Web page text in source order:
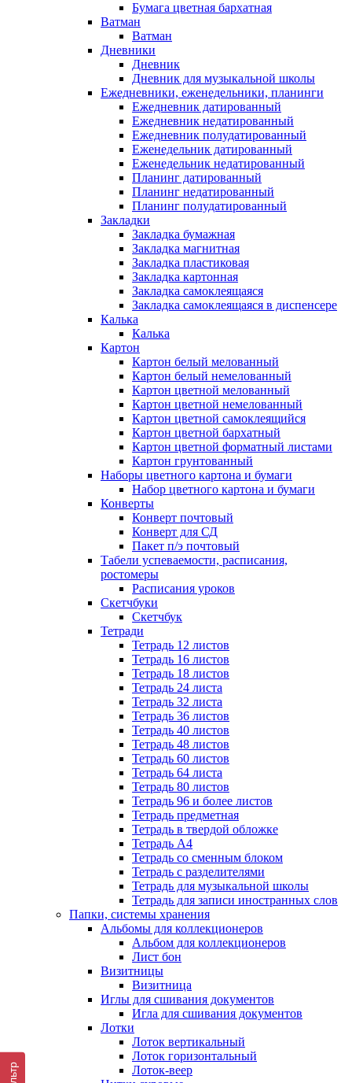
Бумага цветная бархатная
Ватман
Ватман
Дневники
Дневник
Дневник для музыкальной школы
Ежедневники, еженедельники, планинги
Ежедневник датированный
Ежедневник недатированный
Ежедневник полудатированный
Еженедельник датированный
Еженедельник недатированный
Планинг датированный
Планинг недатированный
Планинг полудатированный
Закладки
Закладка бумажная
Закладка магнитная
Закладка пластиковая
Закладка картонная
Закладка самоклеящаяся
Закладка самоклеящаяся в диспенсере
Калька
Калька
Картон
Картон белый мелованный
Картон белый немелованный
Картон цветной мелованный
Картон цветной немелованный
Картон цветной самоклеящийся
Картон цветной бархатный
Картон цветной форматный листами
Картон грунтованный
Наборы цветного картона и бумаги
Набор цветного картона и бумаги
Конверты
Конверт почтовый
Конверт для СД
Пакет п/э почтовый
Табели успеваемости, расписания,
ростомеры
Расписания уроков
Скетчбуки
Скетчбук
Тетради
Тетрадь 12 листов
Тетрадь 16 листов
Тетрадь 18 листов
Тетрадь 24 листа
Тетрадь 32 листа
Тетрадь 36 листов
Тетрадь 40 листов
Тетрадь 48 листов
Тетрадь 60 листов
Тетрадь 64 листа
Тетрадь 80 листов
Тетрадь 96 и более листов
Тетрадь предметная
Тетрадь в твердой обложке
Тетрадь А4
Тетрадь со сменным блоком
Тетрадь с разделителями
Тетрадь для музыкальной школы
Тетрадь для записи иностранных слов
Папки, системы хранения
Альбомы для коллекционеров
Альбом для коллекционеров
Лист бон
Визитницы
Визитница
Иглы для сшивания документов
Игла для сшивания документов
Лотки
Лоток вертикальный
Лоток горизонтальный
Лоток-веер